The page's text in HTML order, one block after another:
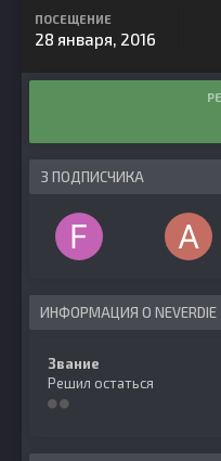
ПОСЕЩЕНИЕ
28 января, 2016
3 ПОДПИСЧИКА
ИНФОРМАЦИЯ О NEVERDIE
Звание
Решил остаться